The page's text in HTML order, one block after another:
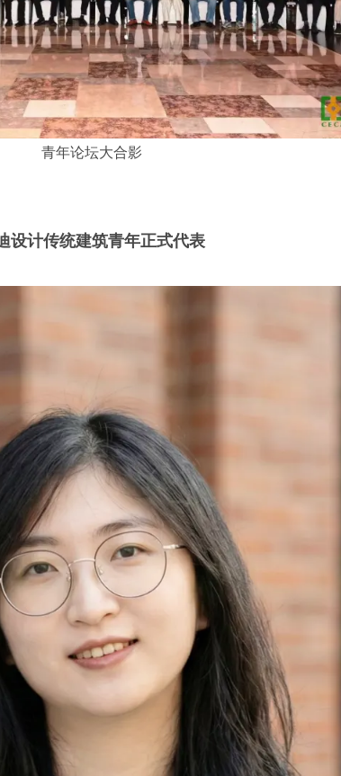
青年论坛大合影
设计传统建筑青年正式代表